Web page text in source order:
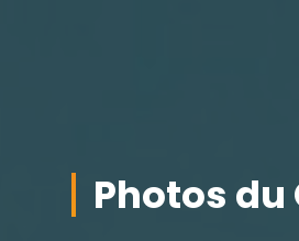
Photos du